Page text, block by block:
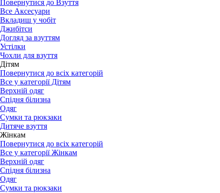
Повернутися до Взуття
Все Аксесуари
Вкладиш у чобіт
Джибітси
Догляд за взуттям
Устілки
Чохли для взуття
Дітям
Повернутися до всіх категорій
Все у категорії Дітям
Верхній одяг
Спідня білизна
Одяг
Сумки та рюкзаки
Дитяче взуття
Жінкам
Повернутися до всіх категорій
Все у категорії Жінкам
Верхній одяг
Спідня білизна
Одяг
Сумки та рюкзаки